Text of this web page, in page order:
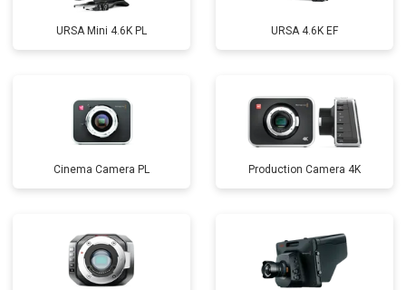
URSA Mini 4.6K PL URSA 4.6K EF
Cinema Camera PL Production Camera 4K